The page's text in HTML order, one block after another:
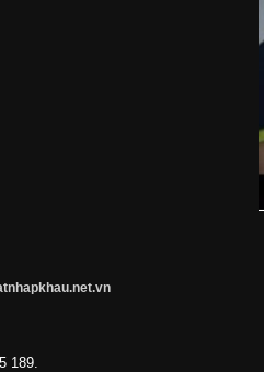
189.